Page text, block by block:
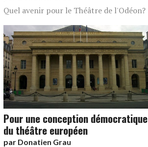
Quel avenir pour le Théâtre de l'Odéon?
Pour une conception démocratique
du théâtre européen
par Donatien Grau